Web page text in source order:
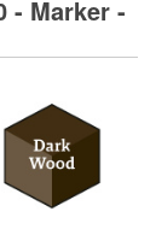
- Marker -